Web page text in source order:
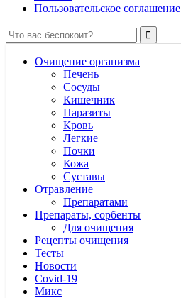
Пользовательское соглашение
Очищение организма
Печень
Сосуды
Кишечник
Паразиты
Кровь
Легкие
Почки
Кожа
Суставы
Отравление
Препаратами
Препараты, сорбенты
Для очищения
Рецепты очищения
Тесты
Новости
Covid-19
Микс